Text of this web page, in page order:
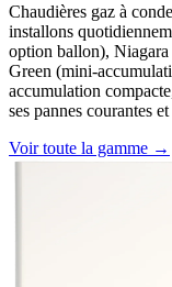
Chaudières gaz à
installons
option ballon),
Green (mini-
accumulation
ses pannes courantes
Voir toute la gamme →